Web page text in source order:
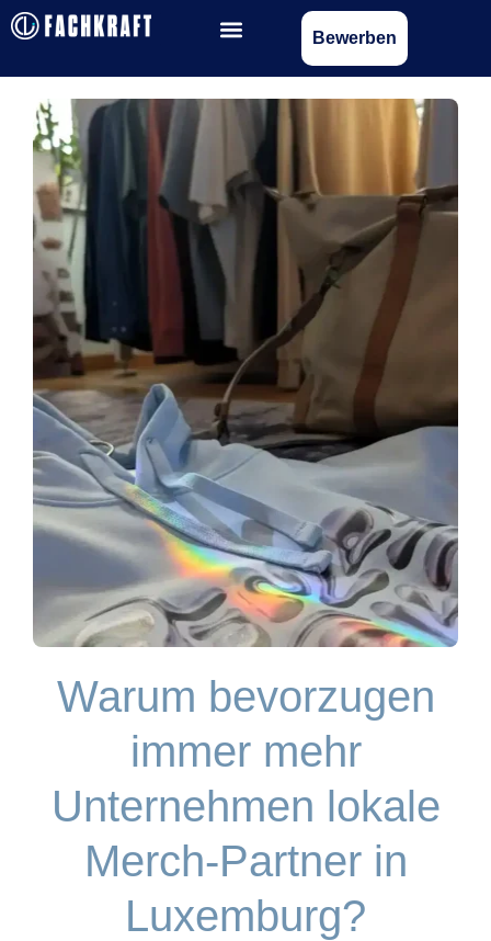
Bewerben
Warum bevorzugen
immer mehr
Unternehmen lokale
Merch-Partner in
Luxemburg?